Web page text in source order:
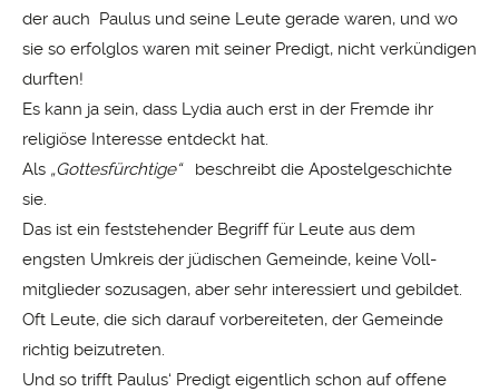
der auch Paulus und seine Leute gerade waren, und wo
sie so erfolglos waren mit seiner Predigt, nicht verkündigen
durften!
Es kann ja sein, dass Lydia auch erst in der Fremde ihr
religiöse Interesse entdeckt hat.
Als „Gottesfürchtige“
beschreibt die Apostelgeschichte
sie.
Das ist ein feststehender Begriff für Leute aus dem
engsten Umkreis der jüdischen Gemeinde, keine Voll-
mitglieder sozusagen, aber sehr interessiert und gebildet.
Oft Leute, die sich darauf vorbereiteten, der Gemeinde
richtig beizutreten.
Und so trifft Paulus‘ Predigt eigentlich schon auf offene